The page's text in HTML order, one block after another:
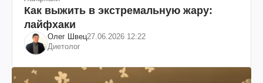
Как выжить в экстремальную жару:
лайфхаки
Олег Швец27.06.2026 12:22
Диетолог